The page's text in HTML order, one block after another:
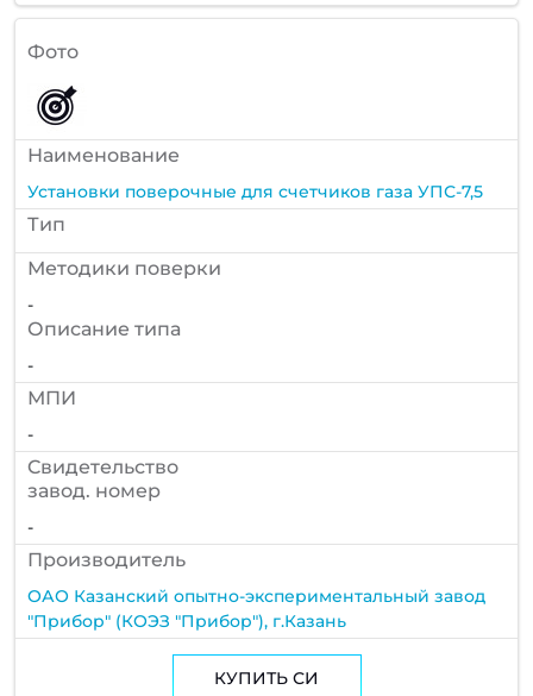
Фото
Наименование
Установки поверочные для счетчиков газа УПС-7,5
Тип
Методики поверки
-
Описание типа
-
МПИ
-
Cвидетельство
завод. номер
-
Производитель
ОАО Казанский опытно-экспериментальный завод
"Прибор" (КОЭЗ "Прибор"), г.Казань
КУПИТЬ СИ